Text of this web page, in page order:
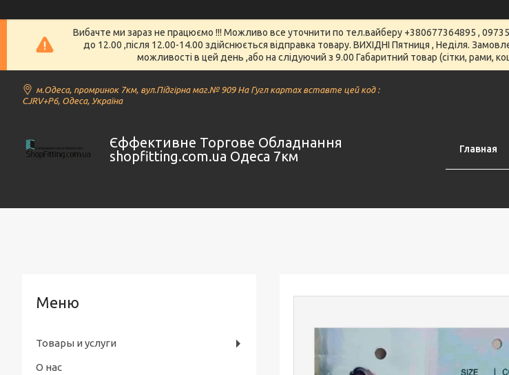
Вибачте ми зараз не працюємо !!! Можливо все уточнити по тел.вайберу +380677364895 ,
до 12.00 ,після 12.00-14.00 здійснюється відправка товару. ВИХІДНІ Пятниця , Неділя.
можливості в цей день ,або на слідуючий з 9.00 Габаритний товар (сітки, рами,
м.Одеса, промринок 7км, вул.Підгірна маг.№ 909 На Гугл картах вставте цей код :
CJRV+P6, Одеса, Україна
Єффективне Торгове Обладнання
shopfitting.com.ua Одеса 7км
Главная
Товары и услуги
О нас